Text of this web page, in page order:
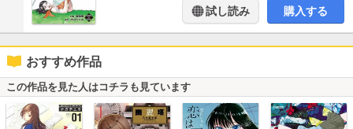
る男の悲喜こもごもを美和剛と中山たくみがタッグを組んでお贈りする官能短
編集第1弾！だけど女たちは、男が思うよりもしたたかで…。
試し読み 購入する
おすすめ作品
この作品を見た人はコチラも見ています